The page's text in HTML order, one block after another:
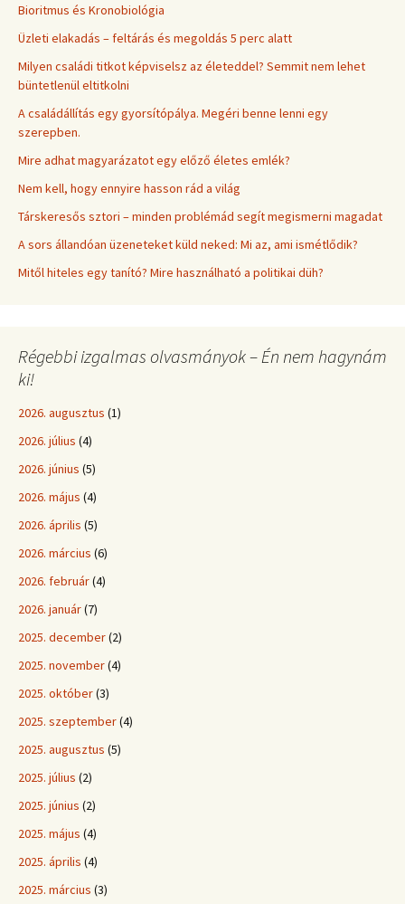
Bioritmus és Kronobiológia
Üzleti elakadás – feltárás és megoldás 5 perc alatt
Milyen családi titkot képviselsz az életeddel? Semmit nem lehet
büntetlenül eltitkolni
A családállítás egy gyorsítópálya. Megéri benne lenni egy
szerepben.
Mire adhat magyarázatot egy előző életes emlék?
Nem kell, hogy ennyire hasson rád a világ
Társkeresős sztori – minden problémád segít megismerni magadat
A sors állandóan üzeneteket küld neked: Mi az, ami ismétlődik?
Mitől hiteles egy tanító? Mire használható a politikai düh?
Régebbi izgalmas olvasmányok – Én nem hagynám
ki!
2026. augusztus (1)
2026. július (4)
2026. június (5)
2026. május (4)
2026. április (5)
2026. március (6)
2026. február(4)
2026. január(7)
2025. december(2)
2025. november(4)
2025. október(3)
2025. szeptember(4)
2025. augusztus (5)
2025. július (2)
2025. június (2)
2025. május (4)
2025. április (4)
2025. március (3)